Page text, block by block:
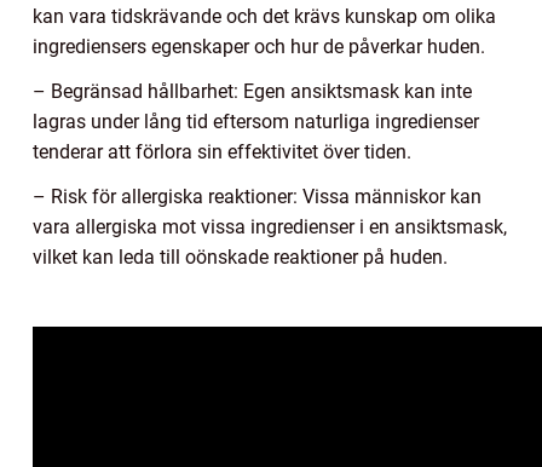
kan vara tidskrävande och det krävs kunskap om olika
ingrediensers egenskaper och hur de påverkar huden.
– Begränsad hållbarhet: Egen ansiktsmask kan inte
lagras under lång tid eftersom naturliga ingredienser
tenderar att förlora sin effektivitet över tiden.
– Risk för allergiska reaktioner: Vissa människor kan
vara allergiska mot vissa ingredienser i en ansiktsmask,
vilket kan leda till oönskade reaktioner på huden.